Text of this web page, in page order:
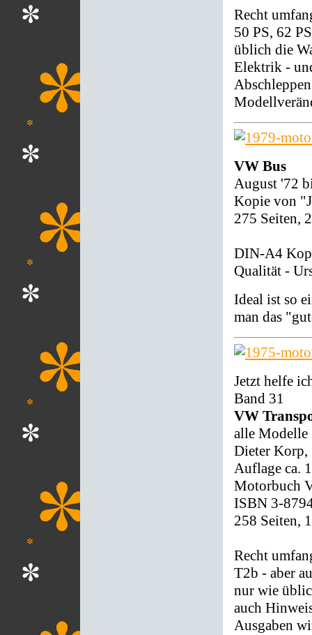
Recht
50 PS, 62
üblich die
Elektrik -
VW Bus
August '72
Kopie von
275 Seiten,
DIN-A4
Qualität -
Ideal ist so
man das
Jetzt helfe
Band 31
VW
alle Modelle
Dieter Korp,
Auflage ca.
Motorbuch
ISBN 3-
258 Seiten,
Recht
T2b - aber
nur wie
auch
Ausgaben